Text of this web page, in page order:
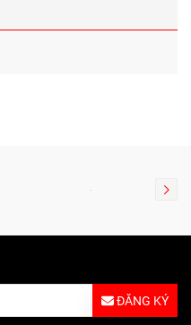
ĐĂNG KÝ